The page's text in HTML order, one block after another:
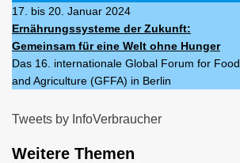
17. bis 20. Januar 2024
Ernährungssysteme der Zukunft:
Gemeinsam für eine Welt ohne Hunger
Das 16. internationale Global Forum for Food
and Agriculture (GFFA) in Berlin
Tweets by InfoVerbraucher
Weitere Themen